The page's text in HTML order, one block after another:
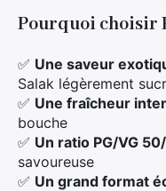
Pourquoi choisir
✅ Une saveur
Salak légèrement
✅ Une fraîcheur
bouche
✅ Un ratio PG/VG
savoureuse
✅ Un grand format